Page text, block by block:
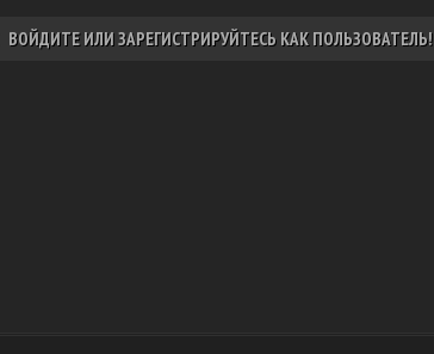
ВОЙДИТЕ ИЛИ ЗАРЕГИСТРИРУЙТЕСЬ КАК ПОЛЬЗОВАТЕЛЬ!